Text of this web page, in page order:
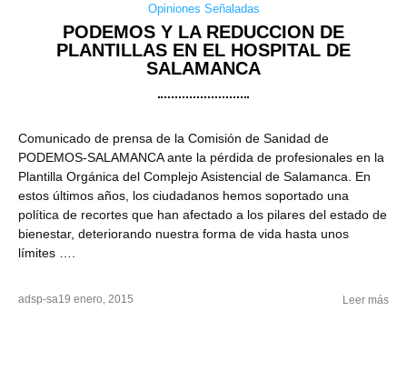
Opiniones Señaladas
PODEMOS Y LA REDUCCION DE
PLANTILLAS EN EL HOSPITAL DE
SALAMANCA
Comunicado de prensa de la Comisión de Sanidad de
PODEMOS-SALAMANCA ante la pérdida de profesionales en la
Plantilla Orgánica del Complejo Asistencial de Salamanca. En
estos últimos años, los ciudadanos hemos soportado una
política de recortes que han afectado a los pilares del estado de
bienestar, deteriorando nuestra forma de vida hasta unos
límites ….
adsp-sa19 enero, 2015 Leer más